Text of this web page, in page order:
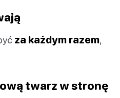
za każdym razem,
twarz w stronę